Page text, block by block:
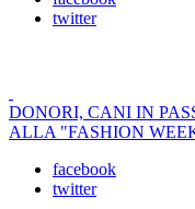
twitter
DONORI, CANI IN
ALLA "FASHION
facebook
twitter